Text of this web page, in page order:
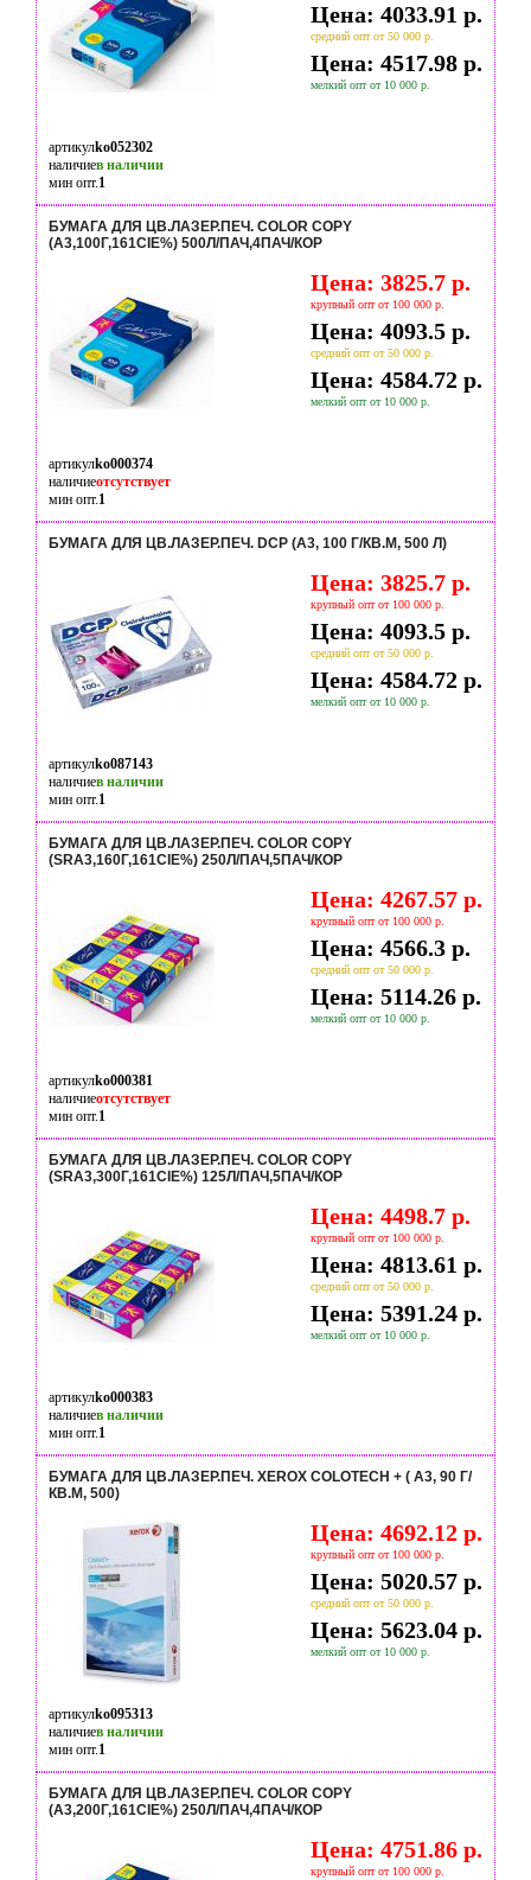
Цена: 4033.91 р.
средний опт от 50 000 р.
Цена: 4517.98 р.
мелкий опт от 10 000 р.
артикулko052302
наличиев наличии
мин опт.1
БУМАГА ДЛЯ ЦВ.ЛАЗЕР.ПЕЧ. COLOR COPY
(А3,100Г,161CIE%) 500Л/ПАЧ,4ПАЧ/КОР
Цена: 3825.7 р.
крупный опт от 100 000 р.
Цена: 4093.5 р.
средний опт от 50 000 р.
Цена: 4584.72 р.
мелкий опт от 10 000 р.
артикулko000374
наличиеотсутствует
мин опт.1
БУМАГА ДЛЯ ЦВ.ЛАЗЕР.ПЕЧ. DCP (А3, 100 Г/КВ.М, 500 Л)
Цена: 3825.7 р.
крупный опт от 100 000 р.
Цена: 4093.5 р.
средний опт от 50 000 р.
Цена: 4584.72 р.
мелкий опт от 10 000 р.
артикулko087143
наличиев наличии
мин опт.1
БУМАГА ДЛЯ ЦВ.ЛАЗЕР.ПЕЧ. COLOR COPY
(SRA3,160Г,161CIE%) 250Л/ПАЧ,5ПАЧ/КОР
Цена: 4267.57 р.
крупный опт от 100 000 р.
Цена: 4566.3 р.
средний опт от 50 000 р.
Цена: 5114.26 р.
мелкий опт от 10 000 р.
артикулko000381
наличиеотсутствует
мин опт.1
БУМАГА ДЛЯ ЦВ.ЛАЗЕР.ПЕЧ. COLOR COPY
(SRA3,300Г,161CIE%) 125Л/ПАЧ,5ПАЧ/КОР
Цена: 4498.7 р.
крупный опт от 100 000 р.
Цена: 4813.61 р.
средний опт от 50 000 р.
Цена: 5391.24 р.
мелкий опт от 10 000 р.
артикулko000383
наличиев наличии
мин опт.1
БУМАГА ДЛЯ ЦВ.ЛАЗЕР.ПЕЧ. XEROX COLOTECH + ( A3, 90 Г/
КВ.М, 500)
Цена: 4692.12 р.
крупный опт от 100 000 р.
Цена: 5020.57 р.
средний опт от 50 000 р.
Цена: 5623.04 р.
мелкий опт от 10 000 р.
артикулko095313
наличиев наличии
мин опт.1
БУМАГА ДЛЯ ЦВ.ЛАЗЕР.ПЕЧ. COLOR COPY
(А3,200Г,161CIE%) 250Л/ПАЧ,4ПАЧ/КОР
Цена: 4751.86 р.
крупный опт от 100 000 р.